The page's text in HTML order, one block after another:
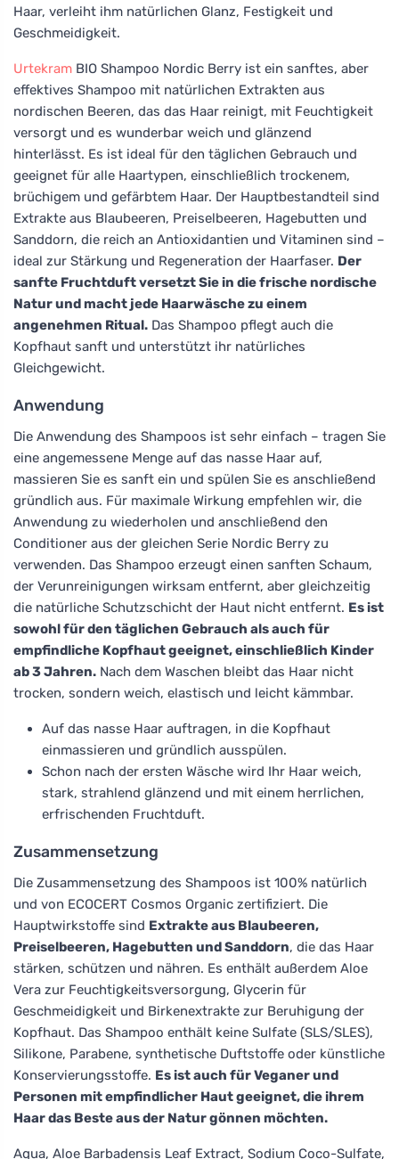
Haar, verleiht ihm natürlichen Glanz, Festigkeit und
Geschmeidigkeit.
Urtekram BIO Shampoo Nordic Berry ist ein sanftes, aber
effektives Shampoo mit natürlichen Extrakten aus
nordischen Beeren, das das Haar reinigt, mit Feuchtigkeit
versorgt und es wunderbar weich und glänzend
hinterlässt. Es ist ideal für den täglichen Gebrauch und
geeignet für alle Haartypen, einschließlich trockenem,
brüchigem und gefärbtem Haar. Der Hauptbestandteil sind
Extrakte aus Blaubeeren, Preiselbeeren, Hagebutten und
Sanddorn, die reich an Antioxidantien und Vitaminen sind –
ideal zur Stärkung und Regeneration der Haarfaser. Der
sanfte Fruchtduft versetzt Sie in die frische nordische
Natur und macht jede Haarwäsche zu einem
angenehmen Ritual. Das Shampoo pflegt auch die
Kopfhaut sanft und unterstützt ihr natürliches
Gleichgewicht.
Anwendung
Die Anwendung des Shampoos ist sehr einfach – tragen Sie
eine angemessene Menge auf das nasse Haar auf,
massieren Sie es sanft ein und spülen Sie es anschließend
gründlich aus. Für maximale Wirkung empfehlen wir, die
Anwendung zu wiederholen und anschließend den
Conditioner aus der gleichen Serie Nordic Berry zu
verwenden. Das Shampoo erzeugt einen sanften Schaum,
der Verunreinigungen wirksam entfernt, aber gleichzeitig
die natürliche Schutzschicht der Haut nicht entfernt. Es ist
sowohl für den täglichen Gebrauch als auch für
empfindliche Kopfhaut geeignet, einschließlich Kinder
ab 3 Jahren. Nach dem Waschen bleibt das Haar nicht
trocken, sondern weich, elastisch und leicht kämmbar.
Auf das nasse Haar auftragen, in die Kopfhaut
einmassieren und gründlich ausspülen.
Schon nach der ersten Wäsche wird Ihr Haar weich,
stark, strahlend glänzend und mit einem herrlichen,
erfrischenden Fruchtduft.
Zusammensetzung
Die Zusammensetzung des Shampoos ist 100% natürlich
und von ECOCERT Cosmos Organic zertifiziert. Die
Hauptwirkstoffe sind Extrakte aus Blaubeeren,
Preiselbeeren, Hagebutten und Sanddorn, die das Haar
stärken, schützen und nähren. Es enthält außerdem Aloe
Vera zur Feuchtigkeitsversorgung, Glycerin für
Geschmeidigkeit und Birkenextrakte zur Beruhigung der
Kopfhaut. Das Shampoo enthält keine Sulfate (SLS/SLES),
Silikone, Parabene, synthetische Duftstoffe oder künstliche
Konservierungsstoffe. Es ist auch für Veganer und
Personen mit empfindlicher Haut geeignet, die ihrem
Haar das Beste aus der Natur gönnen möchten.
Aqua, Aloe Barbadensis Leaf Extract, Sodium Coco-Sulfate,